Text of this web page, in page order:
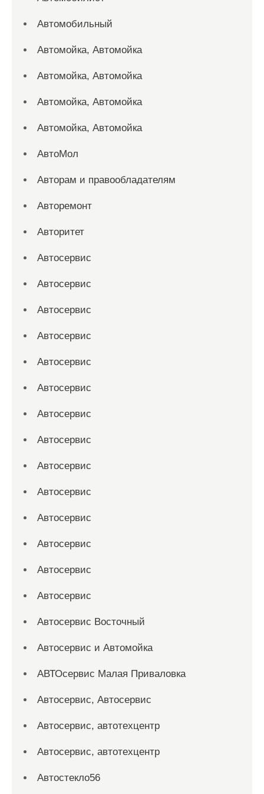
Автомобильный
Автомойка, Автомойка
Автомойка, Автомойка
Автомойка, Автомойка
Автомойка, Автомойка
АвтоМол
Авторам и правообладателям
Авторемонт
Авторитет
Автосервис
Автосервис
Автосервис
Автосервис
Автосервис
Автосервис
Автосервис
Автосервис
Автосервис
Автосервис
Автосервис
Автосервис
Автосервис
Автосервис
Автосервис Восточный
Автосервис и Автомойка
АВТОсервис Малая Приваловка
Автосервис, Автосервис
Автосервис, автотехцентр
Автосервис, автотехцентр
Автостекло56